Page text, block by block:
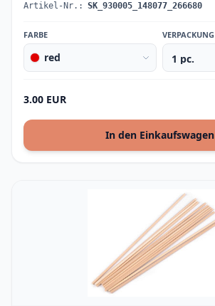
Artikel-Nr.: SK_930005_148077_266680
FARBE
red
VERPACKUNG
3.00 EUR
In den Einkaufswagen